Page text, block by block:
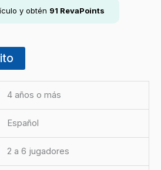
y obtén 91 RevaPoints
4 años o más
Español
2 a 6 jugadores